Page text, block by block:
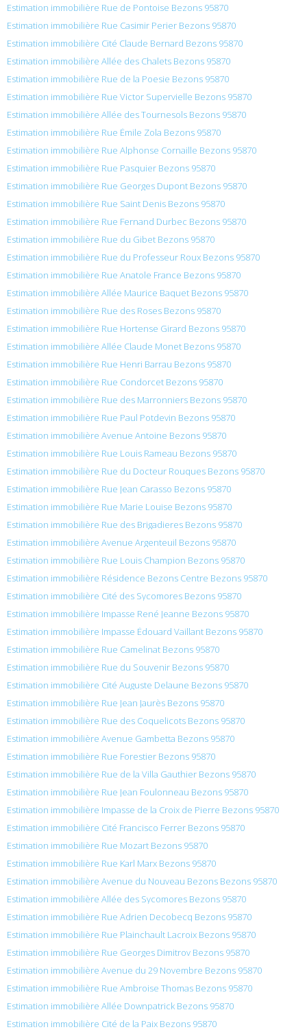
Estimation immobilière Rue de Pontoise Bezons 95870
Estimation immobilière Rue Casimir Perier Bezons 95870
Estimation immobilière Cité Claude Bernard Bezons 95870
Estimation immobilière Allée des Chalets Bezons 95870
Estimation immobilière Rue de la Poesie Bezons 95870
Estimation immobilière Rue Victor Supervielle Bezons 95870
Estimation immobilière Allée des Tournesols Bezons 95870
Estimation immobilière Rue Émile Zola Bezons 95870
Estimation immobilière Rue Alphonse Cornaille Bezons 95870
Estimation immobilière Rue Pasquier Bezons 95870
Estimation immobilière Rue Georges Dupont Bezons 95870
Estimation immobilière Rue Saint Denis Bezons 95870
Estimation immobilière Rue Fernand Durbec Bezons 95870
Estimation immobilière Rue du Gibet Bezons 95870
Estimation immobilière Rue du Professeur Roux Bezons 95870
Estimation immobilière Rue Anatole France Bezons 95870
Estimation immobilière Allée Maurice Baquet Bezons 95870
Estimation immobilière Rue des Roses Bezons 95870
Estimation immobilière Rue Hortense Girard Bezons 95870
Estimation immobilière Allée Claude Monet Bezons 95870
Estimation immobilière Rue Henri Barrau Bezons 95870
Estimation immobilière Rue Condorcet Bezons 95870
Estimation immobilière Rue des Marronniers Bezons 95870
Estimation immobilière Rue Paul Potdevin Bezons 95870
Estimation immobilière Avenue Antoine Bezons 95870
Estimation immobilière Rue Louis Rameau Bezons 95870
Estimation immobilière Rue du Docteur Rouques Bezons 95870
Estimation immobilière Rue Jean Carasso Bezons 95870
Estimation immobilière Rue Marie Louise Bezons 95870
Estimation immobilière Rue des Brigadieres Bezons 95870
Estimation immobilière Avenue Argenteuil Bezons 95870
Estimation immobilière Rue Louis Champion Bezons 95870
Estimation immobilière Résidence Bezons Centre Bezons 95870
Estimation immobilière Cité des Sycomores Bezons 95870
Estimation immobilière Impasse René Jeanne Bezons 95870
Estimation immobilière Impasse Édouard Vaillant Bezons 95870
Estimation immobilière Rue Camelinat Bezons 95870
Estimation immobilière Rue du Souvenir Bezons 95870
Estimation immobilière Cité Auguste Delaune Bezons 95870
Estimation immobilière Rue Jean Jaurès Bezons 95870
Estimation immobilière Rue des Coquelicots Bezons 95870
Estimation immobilière Avenue Gambetta Bezons 95870
Estimation immobilière Rue Forestier Bezons 95870
Estimation immobilière Rue de la Villa Gauthier Bezons 95870
Estimation immobilière Rue Jean Foulonneau Bezons 95870
Estimation immobilière Impasse de la Croix de Pierre Bezons 95870
Estimation immobilière Cité Francisco Ferrer Bezons 95870
Estimation immobilière Rue Mozart Bezons 95870
Estimation immobilière Rue Karl Marx Bezons 95870
Estimation immobilière Avenue du Nouveau Bezons Bezons 95870
Estimation immobilière Allée des Sycomores Bezons 95870
Estimation immobilière Rue Adrien Decobecq Bezons 95870
Estimation immobilière Rue Plainchault Lacroix Bezons 95870
Estimation immobilière Rue Georges Dimitrov Bezons 95870
Estimation immobilière Avenue du 29 Novembre Bezons 95870
Estimation immobilière Rue Ambroise Thomas Bezons 95870
Estimation immobilière Allée Downpatrick Bezons 95870
Estimation immobilière Cité de la Paix Bezons 95870